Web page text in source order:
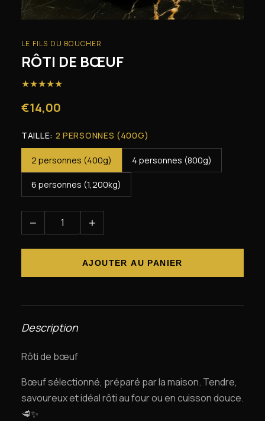
LE FILS DU BOUCHER
RÔTI DE BŒUF
★★★★★
€14,00
TAILLE: 2 PERSONNES (400G)
2 personnes (400g) 4 personnes (800g)
6 personnes (1,200kg)
− +
AJOUTER AU PANIER
Description
Rôti de bœuf
Bœuf sélectionné, préparé par la maison. Tendre,
savoureux et idéal rôti au four ou en cuisson douce.
🥩✨